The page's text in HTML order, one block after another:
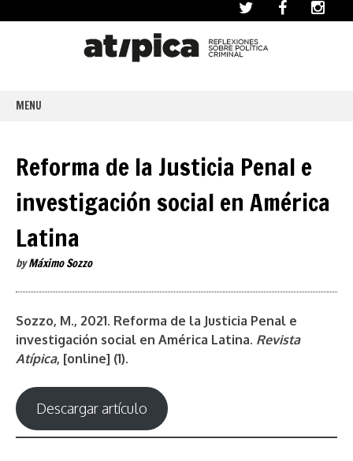
MENU
Reforma de la Justicia Penal e
investigación social en América
Latina
byMáximo Sozzo
Sozzo, M., 2021. Reforma de la Justicia Penal e
investigación social en América Latina. Revista
Atípica, [online] (1).
Descargar artículo